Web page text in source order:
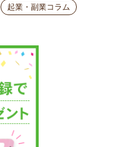
起業・副業コラム